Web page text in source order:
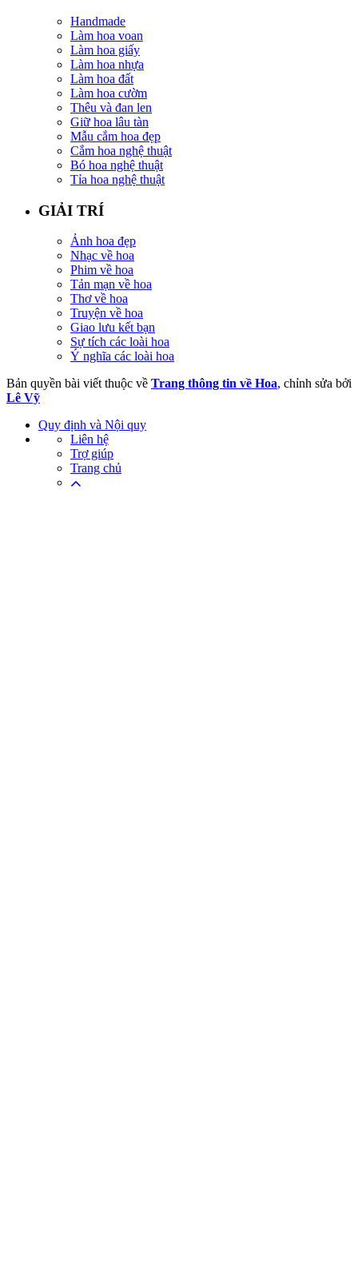
Handmade
Làm hoa voan
Làm hoa giấy
Làm hoa nhựa
Làm hoa đất
Làm hoa cườm
Thêu và đan len
Giữ hoa lâu tàn
Mẫu cắm hoa đẹp
Cắm hoa nghệ thuật
Bó hoa nghệ thuật
Tỉa hoa nghệ thuật
GIẢI TRÍ
Ảnh hoa đẹp
Nhạc về hoa
Phim về hoa
Tản mạn về hoa
Thơ về hoa
Truyện về hoa
Giao lưu kết bạn
Sự tích các loài hoa
Ý nghĩa các loài hoa
Bản quyền bài viết thuộc về Trang thông tin về Hoa, chỉnh sửa bởi
Lê Vỹ
Quy định và Nội quy
Liên hệ
Trợ giúp
Trang chủ